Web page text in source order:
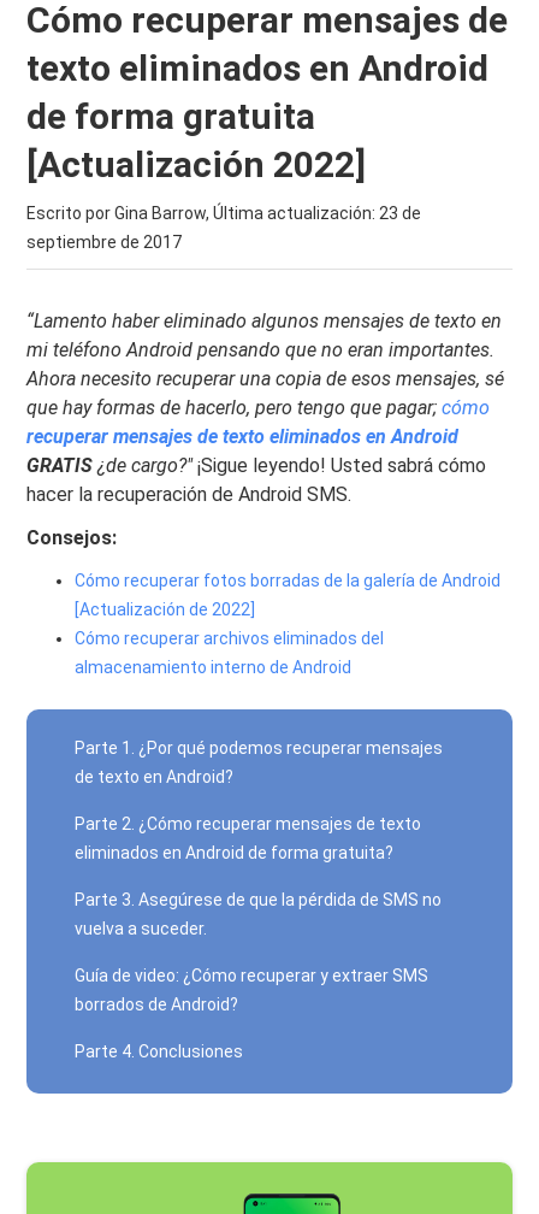
Cómo recuperar mensajes de
texto eliminados en Android
de forma gratuita
[Actualización 2022]
Escrito por Gina Barrow, Última actualización: 23 de
septiembre de 2017
“Lamento haber eliminado algunos mensajes de texto en
mi teléfono Android pensando que no eran importantes.
Ahora necesito recuperar una copia de esos mensajes, sé
que hay formas de hacerlo, pero tengo que pagar;cómo
recuperar mensajes de texto eliminados en Android
GRATIS¿de cargo?"¡Sigue leyendo! Usted sabrá cómo
hacer la recuperación de Android SMS.
Consejos:
Cómo recuperar fotos borradas de la galería de Android
[Actualización de 2022]
Cómo recuperar archivos eliminados del
almacenamiento interno de Android
Parte 1. ¿Por qué podemos recuperar mensajes
de texto en Android?
Parte 2. ¿Cómo recuperar mensajes de texto
eliminados en Android de forma gratuita?
Parte 3. Asegúrese de que la pérdida de SMS no
vuelva a suceder.
Guía de video: ¿Cómo recuperar y extraer SMS
borrados de Android?
Parte 4. Conclusiones